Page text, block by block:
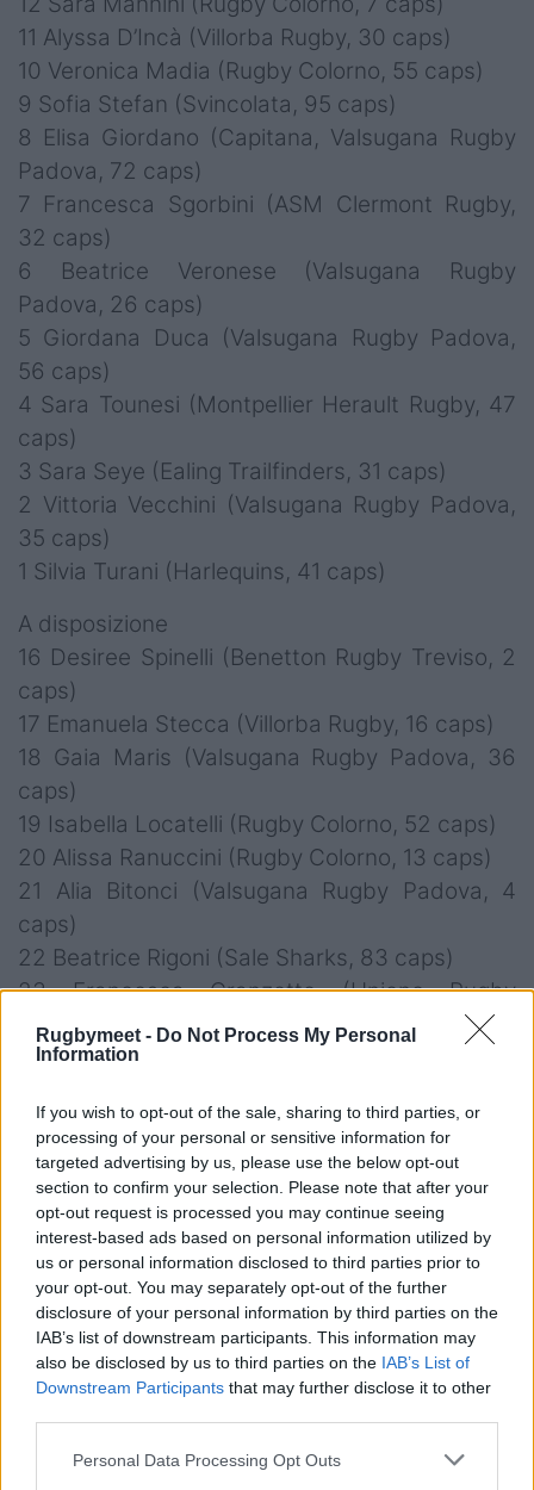
Rugbymeet - Do Not Process My Personal
Information
If you wish to opt-out of the sale, sharing to third parties, or
processing of your personal or sensitive information for
targeted advertising by us, please use the below opt-out
section to confirm your selection. Please note that after your
opt-out request is processed you may continue seeing
interest-based ads based on personal information utilized by
us or personal information disclosed to third parties prior to
your opt-out. You may separately opt-out of the further
disclosure of your personal information by third parties on the
IAB’s list of downstream participants. This information may
also be disclosed by us to third parties on the IAB’s List of
Downstream Participants that may further disclose it to other
Personal Data Processing Opt Outs
11 Alyssa D’Incà (Villorba Rugby, 30 caps)
10 Veronica Madia (Rugby Colorno, 55 caps)
9 Sofia Stefan (Svincolata, 95 caps)
8 Elisa Giordano (Capitana, Valsugana Rugby
Padova, 72 caps)
7 Francesca Sgorbini (ASM Clermont Rugby,
32 caps)
6 Beatrice Veronese (Valsugana Rugby
Padova, 26 caps)
5 Giordana Duca (Valsugana Rugby Padova,
56 caps)
4 Sara Tounesi (Montpellier Herault Rugby, 47
caps)
3 Sara Seye (Ealing Trailfinders, 31 caps)
2 Vittoria Vecchini (Valsugana Rugby Padova,
35 caps)
1 Silvia Turani (Harlequins, 41 caps)
A disposizione
16 Desiree Spinelli (Benetton Rugby Treviso, 2
caps)
17 Emanuela Stecca (Villorba Rugby, 16 caps)
18 Gaia Maris (Valsugana Rugby Padova, 36
caps)
19 Isabella Locatelli (Rugby Colorno, 52 caps)
20 Alissa Ranuccini (Rugby Colorno, 13 caps)
21 Alia Bitonci (Valsugana Rugby Padova, 4
caps)
22 Beatrice Rigoni (Sale Sharks, 83 caps)
23 Francesca Granzotto (Unione Rugby
Capitolina, 18 caps)